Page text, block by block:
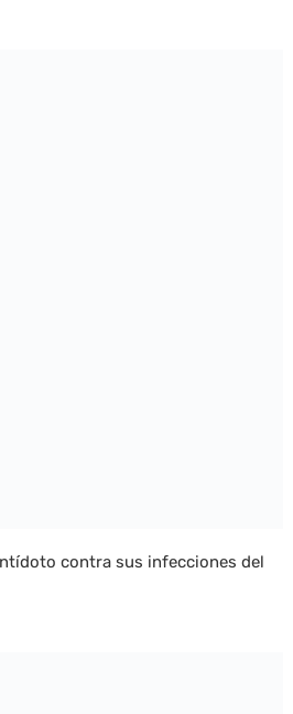
contra sus infecciones del